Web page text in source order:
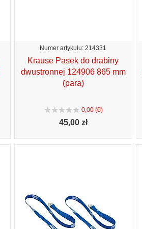
Numer artykułu: 214331
Krause Pasek do drabiny
dwustronnej 124906 865 mm
(para)
0,00 (0)
45,00 zł